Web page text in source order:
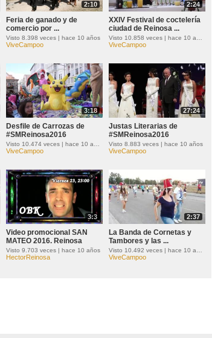
2:10
Feria de ganado y de
comercio por ...
Visto 8.398 veces | hace 10 años
ViveCampoo
2:24
XXIV Festival de coctelería
ciudad de Reinosa ...
ViveCampoo
3:18
Desfile de Carrozas de
#SMReinosa2016
ViveCampoo
27:24
Justas Literarias de
#SMReinosa2016
Visto 8.883 veces | hace 10 años
ViveCampoo
3:3
Video promocional SAN
MATEO 2016. Reinosa
Visto 9.703 veces | hace 10 años
HectorReinosa
2:37
La Banda de Cornetas y
Tambores y las ...
ViveCampoo